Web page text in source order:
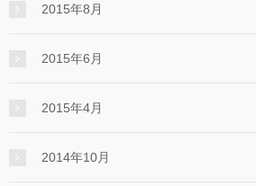
2015年8月
2015年6月
2015年4月
2014年10月